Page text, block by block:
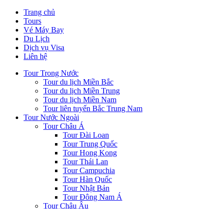
Trang chủ
Tours
Vé Máy Bay
Du Lịch
Dịch vụ Visa
Liên hệ
Tour Trong Nước
Tour du lịch Miền Bắc
Tour du lịch Miền Trung
Tour du lịch Miền Nam
Tour liên tuyến Bắc Trung Nam
Tour Nước Ngoài
Tour Châu Á
Tour Đài Loan
Tour Trung Quốc
Tour Hong Kong
Tour Thái Lan
Tour Campuchia
Tour Hàn Quốc
Tour Nhật Bản
Tour Đông Nam Á
Tour Châu Âu